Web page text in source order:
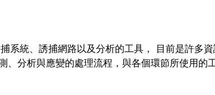
統、誘捕網路以及分析的工具， 目前是許多
分析與應變的處理流程，與各個環節所使用的